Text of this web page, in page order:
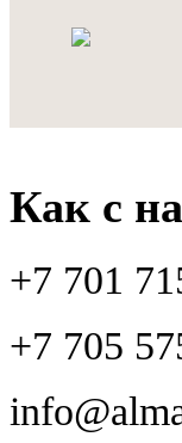
Как с
+7 701
+7 705